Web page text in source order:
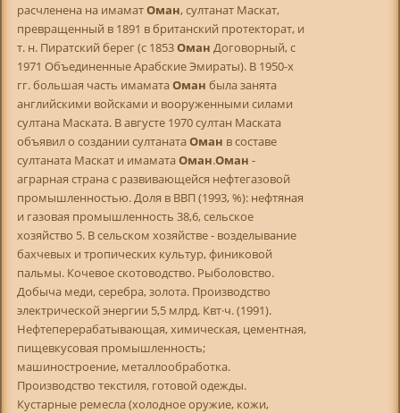
расчленена на имаматОман, султанат Маскат,
превращенный в 1891 в британский протекторат, и
т. н. Пиратский берег (с 1853Оман Договорный, с
1971 Объединенные Арабские Эмираты). В 1950-х
гг. большая часть имаматаОман была занята
английскими войсками и вооруженными силами
султана Маската. В августе 1970 султан Маската
объявил о создании султанатаОман в составе
султаната Маскат и имаматаОман.Оман -
аграрная страна с развивающейся нефтегазовой
промышленностью. Доля в ВВП (1993, %): нефтяная
и газовая промышленность 38,6, сельское
хозяйство 5. В сельском хозяйстве - возделывание
бахчевых и тропических культур, финиковой
пальмы. Кочевое скотоводство. Рыболовство.
Добыча меди, серебра, золота. Производство
электрической энергии 5,5 млрд. Квт·ч. (1991).
Нефтеперерабатывающая, химическая, цементная,
пищевкусовая промышленность;
машиностроение, металлообработка.
Производство текстиля, готовой одежды.
Кустарные ремесла (холодное оружие, кожи,